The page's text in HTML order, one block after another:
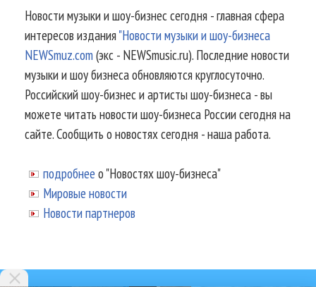
Новости музыки и шоу-бизнес сегодня - главная сфера
интересов издания"Новости музыки и шоу-бизнеса
NEWSmuz.com(экс - NEWSmusic.ru). Последние новости
музыки и шоу бизнеса обновляются круглосуточно.
Российский шоу-бизнес и артисты шоу-бизнеса - вы
можете читать новости шоу-бизнеса России сегодня на
сайте. Сообщить о новостях сегодня - наша работа.
подробнее о "Новостях шоу-бизнеса"
Мировые новости
Новости партнеров